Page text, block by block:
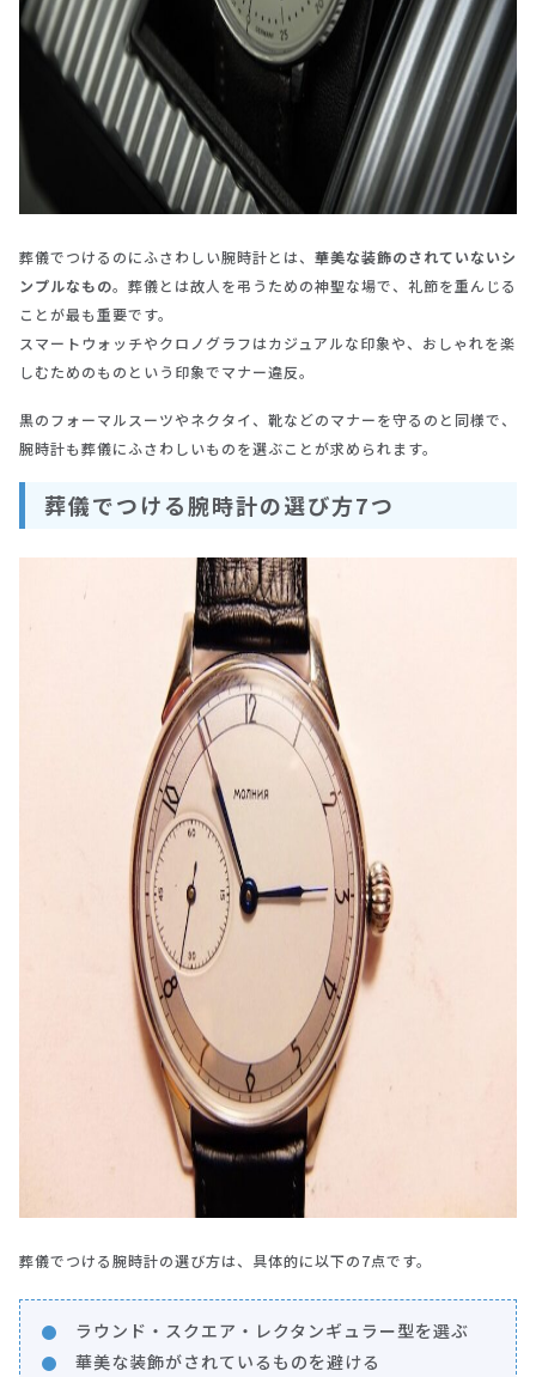
葬儀でつけるのにふさわしい腕時計とは、 華美な装飾のされていないシ
ンプルなもの。葬儀とは故人を弔うための神聖な場で、礼節を重んじる
ことが最も重要です。
スマートウォッチやクロノグラフはカジュアルな印象や、おしゃれを楽
しむためのものという印象でマナー違反。
黒のフォーマルスーツやネクタイ、靴などのマナーを守るのと同様で、
腕時計も葬儀にふさわしいものを選ぶことが求められます。
葬儀でつける腕時計の選び方7つ
葬儀でつける腕時計の選び方は、具体的に以下の7点です。
ラウンド・スクエア・レクタンギュラー型を選ぶ
華美な装飾がされているものを避ける